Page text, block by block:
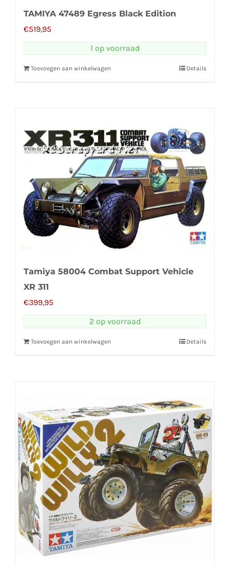
TAMIYA 47489 Egress Black Edition
€519,95
1 op voorraad
Toevoegen aan winkelwagen Details
Tamiya 58004 Combat Support Vehicle
XR 311
€399,95
2 op voorraad
Toevoegen aan winkelwagen Details